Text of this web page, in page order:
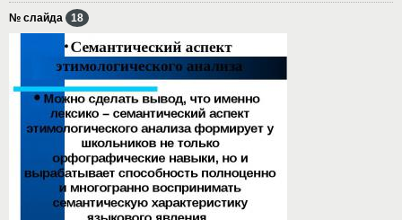
№ слайда 18